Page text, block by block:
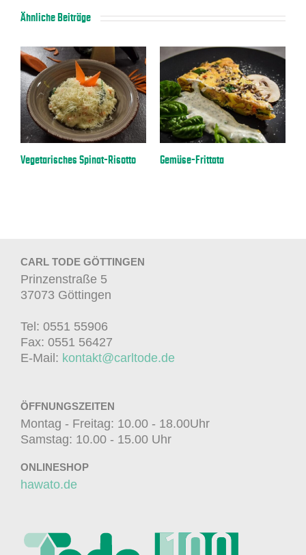
Ähnliche Beiträge
Vegetarisches Spinat-Risotto Gemüse-Frittata
CARL TODE GÖTTINGEN
Prinzenstraße 5
37073 Göttingen
Tel: 0551 55906
Fax: 0551 56427
E-Mail: kontakt@carltode.de
ÖFFNUNGSZEITEN
Montag - Freitag: 10.00 - 18.00Uhr
Samstag: 10.00 - 15.00 Uhr
ONLINESHOP
hawato.de